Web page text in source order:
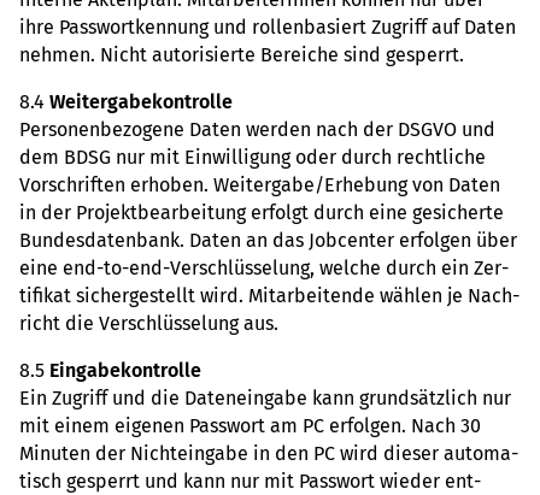
ihre Pass­wort­ken­nung und rol­len­ba­siert Zugriff auf Daten
nehmen. Nicht auto­ri­sierte Berei­che sind gesperrt.
8.4 Wei­ter­ga­be­kon­trolle
Per­so­nen­be­zo­gene Daten werden nach der DSGVO und
dem BDSG nur mit Ein­wil­li­gung oder durch recht­li­che
Vor­schrif­ten erho­ben. Wei­ter­gabe/Erhe­bung von Daten
in der Pro­jekt­be­ar­bei­tung erfolgt durch eine gesi­cherte
Bun­des­da­ten­bank. Daten an das Job­cen­ter erfol­gen über
eine end-to-end-Ver­schlüs­se­lung, welche durch ein Zer­
ti­fi­kat sicher­ge­stellt wird. Mit­ar­bei­tende wählen je Nach­
richt die Ver­schlüs­se­lung aus.
8.5 Ein­ga­be­kon­trolle
Ein Zugriff und die Daten­ein­gabe kann grund­sätz­lich nur
mit einem eige­nen Pass­wort am PC erfol­gen. Nach 30
Minu­ten der Nicht­ein­gabe in den PC wird dieser auto­ma­
tisch gesperrt und kann nur mit Pass­wort wieder ent­